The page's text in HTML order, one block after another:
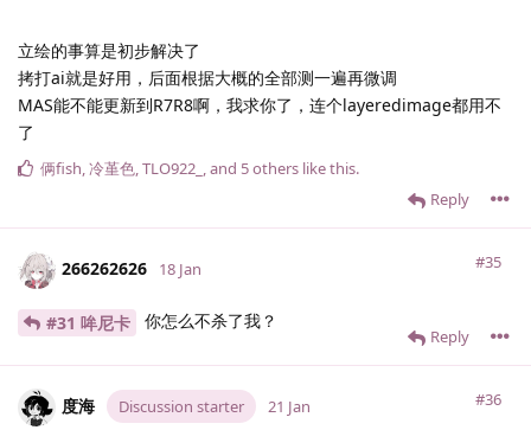
立绘的事算是初步解决了
拷打ai就是好用，后面根据大概的全部测一遍再微调
MAS能不能更新到R7R8啊，我求你了，连个layeredimage都用不
了
Reply
俩fish,冷堇色,TLO922_ , and 5others like this.
266262626 #35
18 Jan
#31 哞尼卡 你怎么不杀了我？
Reply
度海 Discussion starter #36
21 Jan